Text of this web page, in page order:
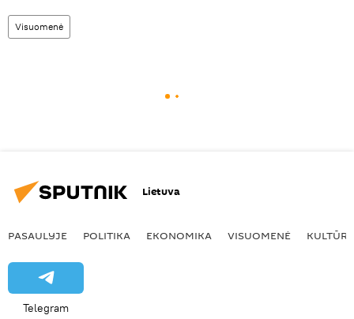
Visuomenė
Lietuva
PASAULYJE POLITIKA EKONOMIKA VISUOMENĖ KULTŪRA
Telegram